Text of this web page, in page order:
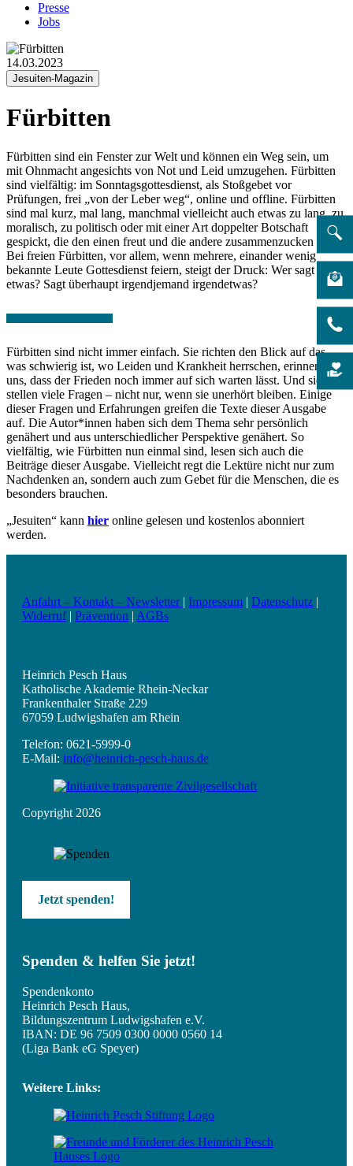
Presse
Jobs
14.03.2023
Jesuiten-Magazin
Fürbitten
Fürbitten sind ein Fenster zur Welt und können ein Weg sein, um
mit Ohnmacht angesichts von Not und Leid umzugehen. Fürbitten
sind vielfältig: im Sonntagsgottesdienst, als Stoßgebet vor
Prüfungen, frei „von der Leber weg“, online und offline. Fürbitten
sind mal kurz, mal lang, manchmal vielleicht auch etwas zu lang, zu
moralisch, zu politisch oder mit einer Art doppelter Botschaft
gespickt, die den einen freut und die andere zusammenzucken lässt.
Bei freien Fürbitten, vor allem, wenn mehrere, einander wenig
bekannte Leute Gottesdienst feiern, steigt der Druck: Wer sagt
etwas? Sagt überhaupt irgendjemand irgendetwas?
Fürbitten sind nicht immer einfach. Sie richten den Blick auf das,
was schwierig ist, wo Leiden und Krankheit herrschen, erinnern
uns, dass der Frieden noch immer auf sich warten lässt. Und sie
stellen viele Fragen – nicht nur, wenn sie unerhört bleiben. Einige
dieser Fragen und Erfahrungen greifen die Texte dieser Ausgabe
auf. Die Autor*innen haben sich dem Thema sehr persönlich
genähert und aus unterschiedlicher Perspektive genähert. So
vielfältig, wie Fürbitten nun einmal sind, lesen sich auch die
Beiträge dieser Ausgabe. Vielleicht regt die Lektüre nicht nur zum
Nachdenken an, sondern auch zum Gebet für die Menschen, die es
besonders brauchen.
„Jesuiten“ kann hier online gelesen und kostenlos abonniert
werden.
Anfahrt – Kontakt – Newsletter | Impressum | Datenschutz |
Widerruf| Prävention | AGBs
Heinrich Pesch Haus
Katholische Akademie Rhein-Neckar
Frankenthaler Straße 229
67059 Ludwigshafen am Rhein
Telefon: 0621-5999-0
E-Mail: info@heinrich-pesch-haus.de
Copyright 2026
Jetzt spenden!
Spenden & helfen Sie jetzt!
Spendenkonto
Heinrich Pesch Haus,
Bildungszentrum Ludwigshafen e.V.
IBAN: DE 96 7509 0300 0000 0560 14
(Liga Bank eG Speyer)
Weitere Links: